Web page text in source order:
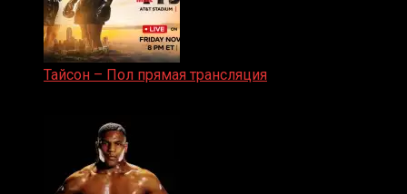
Тайсон – Пол прямая трансляция